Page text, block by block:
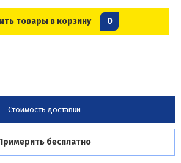
товары в корзину 0
Стоимость доставки
бесплатно